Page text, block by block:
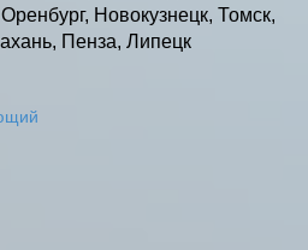
Новокузнецк, Томск,
Пенза, Липецк